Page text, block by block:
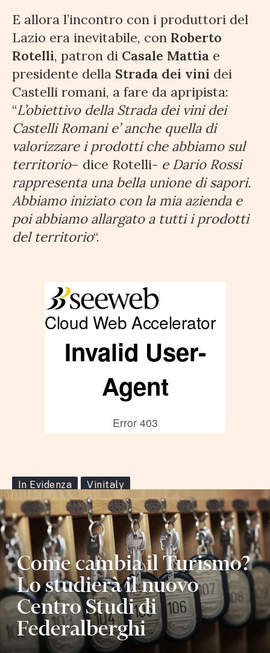
E allora l’incontro con i produttori del
Lazio era inevitabile, con Roberto
Rotelli, patron di Casale Mattia e
presidente della Strada dei vini dei
Castelli romani, a fare da apripista:
“L’obiettivo della Strada dei vini dei
Castelli Romani e’ anche quella di
valorizzare i prodotti che abbiamo sul
territorio– dice Rotelli- e Dario Rossi
rappresenta una bella unione di sapori.
Abbiamo iniziato con la mia azienda e
poi abbiamo allargato a tutti i prodotti
del territorio“.
In Evidenza Vinitaly
Come cambia il Turismo?
Lo studierà il nuovo
Centro Studi di
Federalberghi